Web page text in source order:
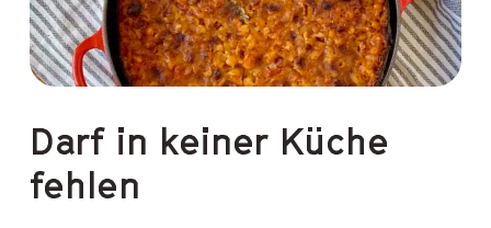
Darf in keiner Küche
fehlen